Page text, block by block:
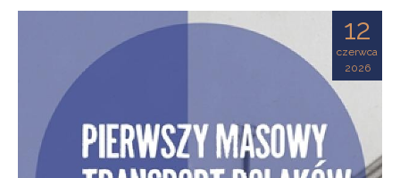
12
czerwca
2026